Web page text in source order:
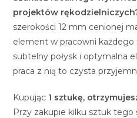
projektów
szerokości 12 mm cenionej
element w pracowni
subtelny połysk i optymalna
praca z nią to czysta
Kupując 1 sztukę,
Przy zakupie kilku sztuk